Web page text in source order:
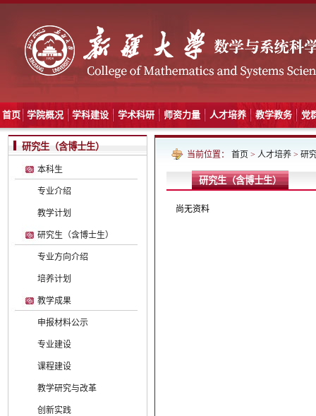
首页 学院概况 学科建设 学术科研 师资力量 人才培养 教学教务 党
研究生（含博士生）
本科生
专业介绍
教学计划
研究生（含博士生）
专业方向介绍
培养计划
教学成果
申报材料公示
专业建设
课程建设
教学研究与改革
创新实践
当前位置： 首页 > 人才培养 > 研
研究生（含博士生）
尚无资料